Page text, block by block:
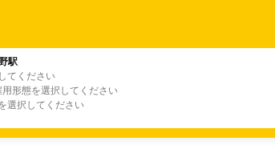
駅
てください
形態を選択してください
選択してください